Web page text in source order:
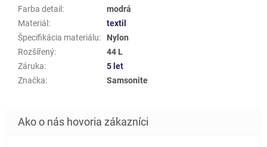
Farba detail :
modrá
Materiál :
textil
Špecifikácia materiálu:
Nylon
Rozšířený:
44 L
Záruka:
5 let
Značka: Samsonite